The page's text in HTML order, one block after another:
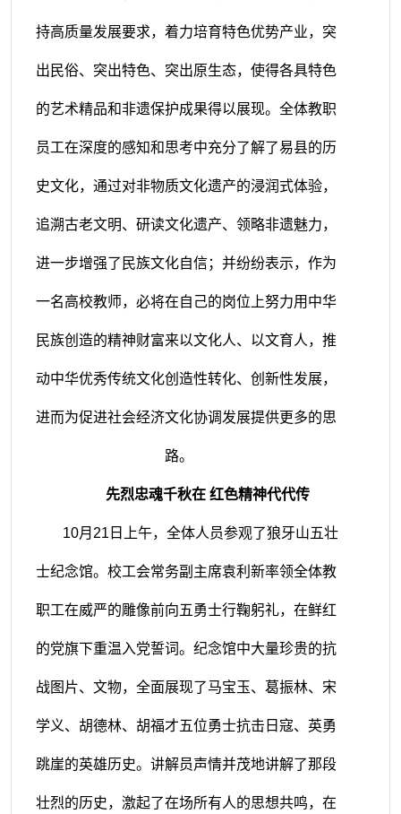
持高质量发展要求，着力培育特色优势产业，突
出民俗、突出特色、突出原生态，使得各具特色
的艺术精品和非遗保护成果得以展现。全体教职
员工在深度的感知和思考中充分了解了易县的历
史文化，通过对非物质文化遗产的浸润式体验，
追溯古老文明、研读文化遗产、领略非遗魅力，
进一步增强了民族文化自信；并纷纷表示，作为
一名高校教师，必将在自己的岗位上努力用中华
民族创造的精神财富来以文化人、以文育人，推
动中华优秀传统文化创造性转化、创新性发展，
进而为促进社会经济文化协调发展提供更多的思
路。
先烈忠魂千秋在 红色精神代代传
10月21日上午，全体人员参观了狼牙山五壮
士纪念馆。校工会常务副主席袁利新率领全体教
职工在威严的雕像前向五勇士行鞠躬礼，在鲜红
的党旗下重温入党誓词。纪念馆中大量珍贵的抗
战图片、文物，全面展现了马宝玉、葛振林、宋
学义、胡德林、胡福才五位勇士抗击日寇、英勇
跳崖的英雄历史。讲解员声情并茂地讲解了那段
壮烈的历史，激起了在场所有人的思想共鸣，在